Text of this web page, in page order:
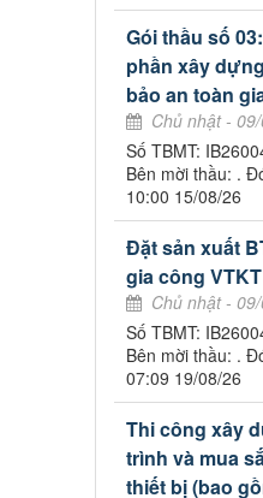
Gói thầu số
phần xây
bảo an toàn
Chủ nhật -
Số TBMT:
Bên mời thầu: .
10:00 15/08/26
Đặt sản xuất
gia công VTKT
Chủ nhật -
Số TBMT:
Bên mời thầu: .
07:09 19/08/26
Thi công xây
trình và mua
thiết bị (bao